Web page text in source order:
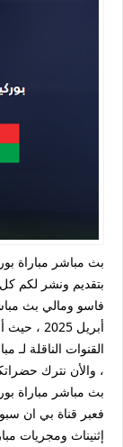
بث مباشر مباراة
بتقديم ونشر لكم
أبريل
، والأن نترك
بث مباشر مباراة